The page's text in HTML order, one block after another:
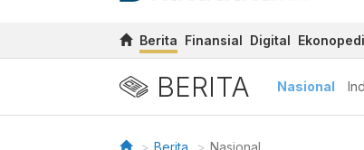
Berita Finansial Digital
BERITA Nasional
Berita Nasional